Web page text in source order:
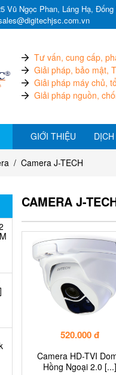
Vũ Ngọc Phan, Láng Hạ,
Tư vấn, cung cấp,
Giải pháp, bảo mật,
Giải pháp máy chủ,
Giải pháp nguồn,
GIỚI THIỆU
Camera J-TECH
CAMERA J-
520.000 đ
Camera HD-TVI
Hồng Ngoại 2.0 [...]